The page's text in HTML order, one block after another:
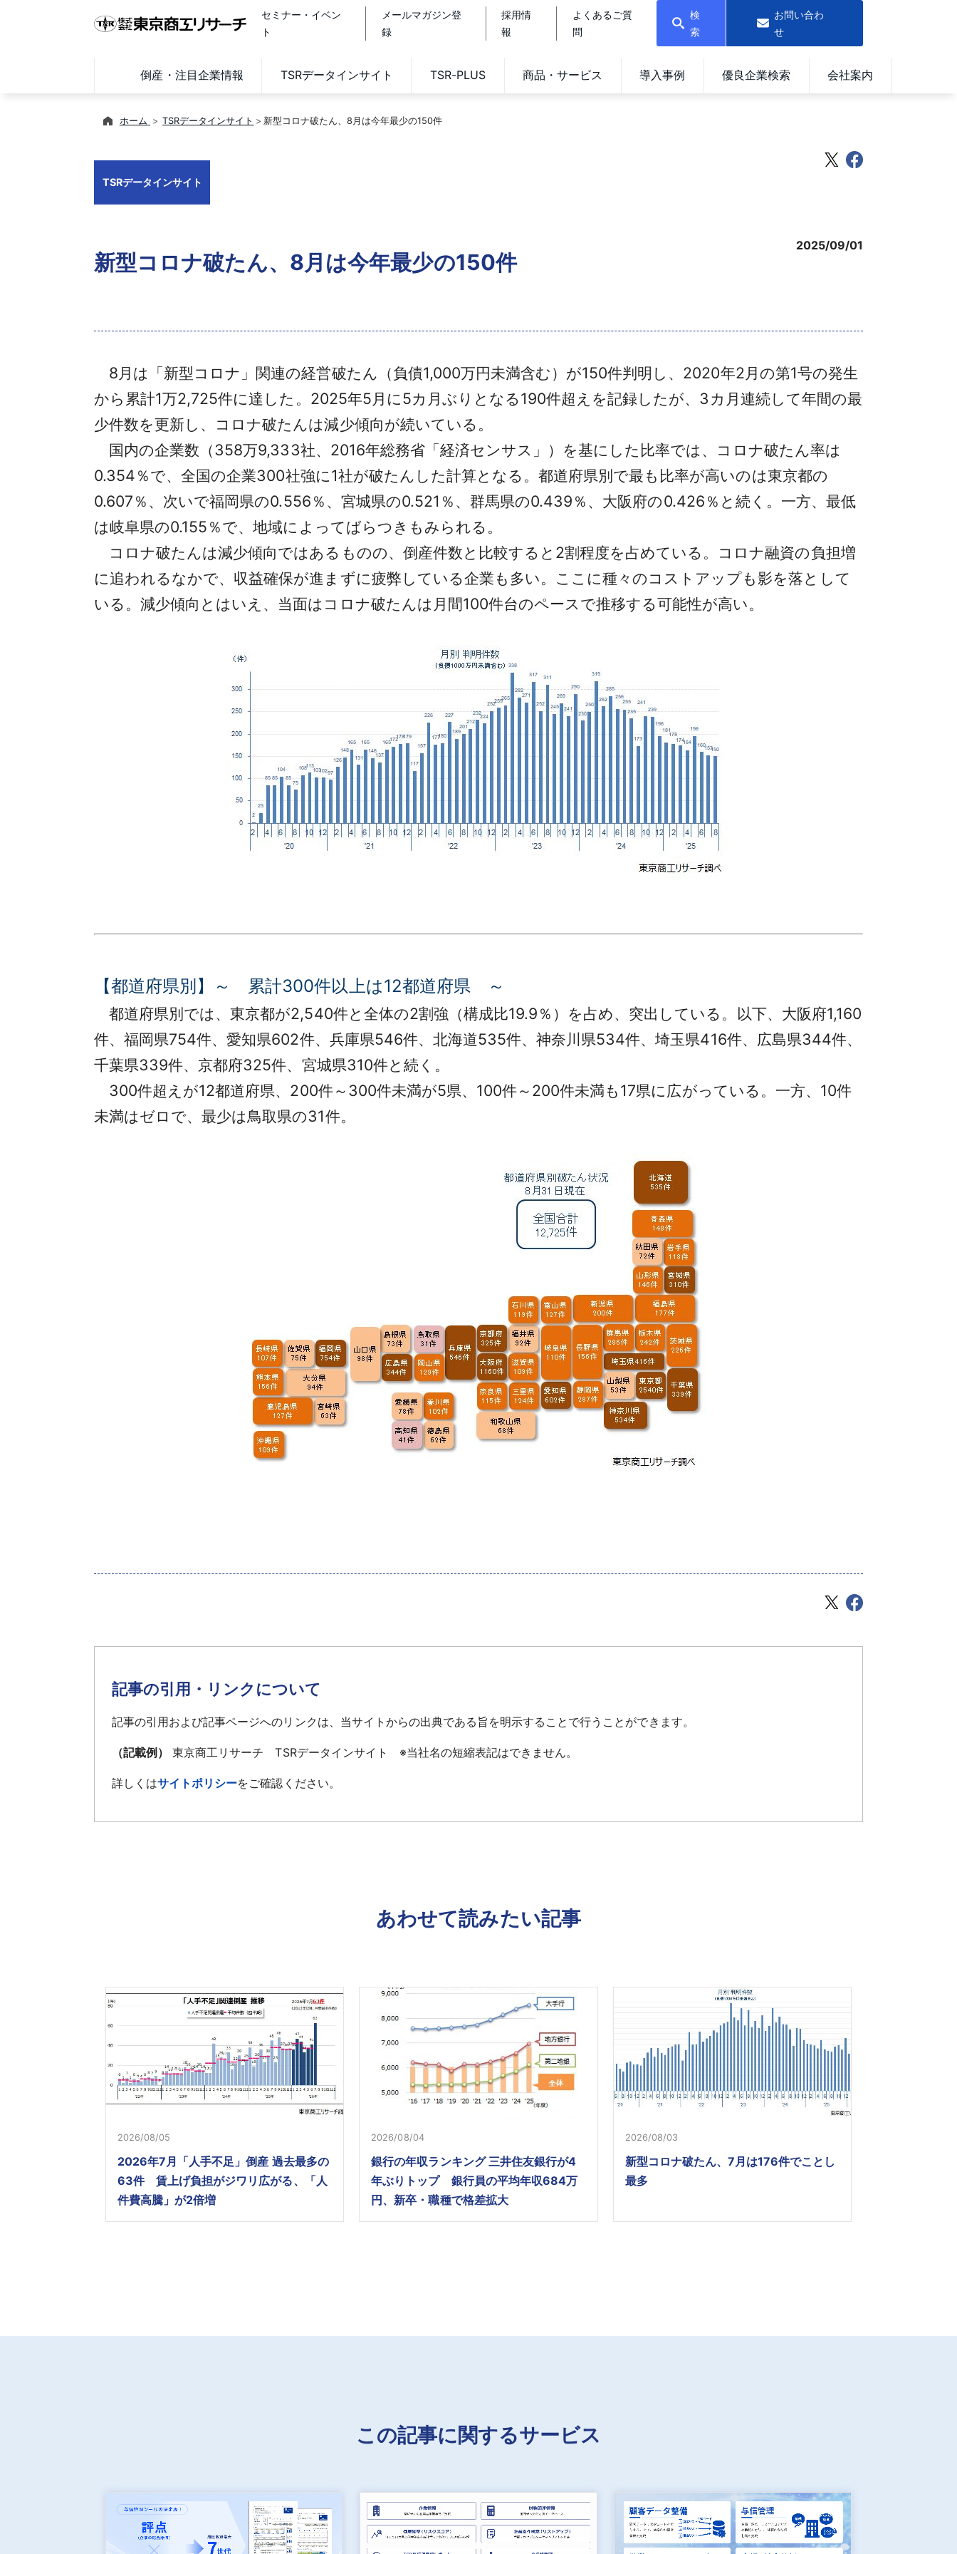
セミナー・イベン
ト
メールマガジン登
録
採用情
報
よくあるご質
問
検
索
お問い合わ
せ
倒産・注目企業情報 TSRデータインサイト TSR-PLUS 商品・サービス 導入事例 優良企業検索 会社案内
ホーム TSRデータインサイト 新型コロナ破たん、8月は今年最少の150件
TSRデータインサイト
新型コロナ破たん、8月は今年最少の150件
2025/09/01
8月は「新型コロナ」関連の経営破たん（負債1,000万円未満含む）が150件判明し、2020年2月の第1号の発生
から累計1万2,725件に達した。2025年5月に5カ月ぶりとなる190件超えを記録したが、3カ月連続して年間の最
少件数を更新し、コロナ破たんは減少傾向が続いている。
国内の企業数（358万9,333社、2016年総務省「経済センサス」）を基にした比率では、コロナ破たん率は
0.354％で、全国の企業300社強に1社が破たんした計算となる。都道府県別で最も比率が高いのは東京都の
0.607％、次いで福岡県の0.556％、宮城県の0.521％、群馬県の0.439％、大阪府の0.426％と続く。一方、最低
は岐阜県の0.155％で、地域によってばらつきもみられる。
コロナ破たんは減少傾向ではあるものの、倒産件数と比較すると2割程度を占めている。コロナ融資の負担増
に追われるなかで、収益確保が進まずに疲弊している企業も多い。ここに種々のコストアップも影を落として
いる。減少傾向とはいえ、当面はコロナ破たんは月間100件台のペースで推移する可能性が高い。
【都道府県別】～ 累計300件以上は12都道府県 ～
都道府県別では、東京都が2,540件と全体の2割強（構成比19.9％）を占め、突出している。以下、大阪府1,160
件、福岡県754件、愛知県602件、兵庫県546件、北海道535件、神奈川県534件、埼玉県416件、広島県344件、
千葉県339件、京都府325件、宮城県310件と続く。
300件超えが12都道府県、200件～300件未満が5県、100件～200件未満も17県に広がっている。一方、10件
未満はゼロで、最少は鳥取県の31件。
記事の引用・リンクについて
記事の引用および記事ページへのリンクは、当サイトからの出典である旨を明示することで行うことができます。
（記載例） 東京商工リサーチ TSRデータインサイト ※当社名の短縮表記はできません。
詳しくはサイトポリシーをご確認ください。
あわせて読みたい記事
2026/08/05
2026年7月「人手不足」倒産 過去最多の
63件 賃上げ負担がジワリ広がる、「人
件費高騰」が2倍増
2026/08/04
銀行の年収ランキング 三井住友銀行が4
年ぶりトップ 銀行員の平均年収684万
円、新卒・職種で格差拡大
2026/08/03
新型コロナ破たん、7月は176件でことし
最多
この記事に関するサービス